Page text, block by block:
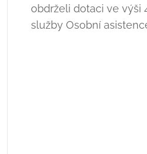
obdrželi dotaci ve výši
služby Osobní